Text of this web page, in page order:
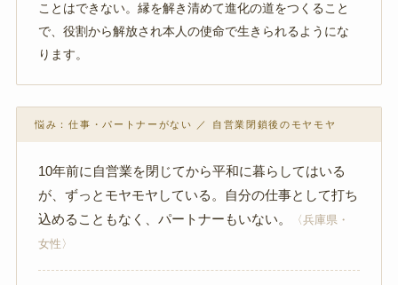
ことはできない。縁を解き清めて進化の道をつくること
で、役割から解放され本人の使命で生きられるようにな
ります。
悩み：仕事・パートナーがない ／ 自営業閉鎖後のモヤモヤ
10年前に自営業を閉じてから平和に暮らしてはいる
が、ずっとモヤモヤしている。自分の仕事として打ち
込めることもなく、パートナーもいない。
〈兵庫県・
女性〉